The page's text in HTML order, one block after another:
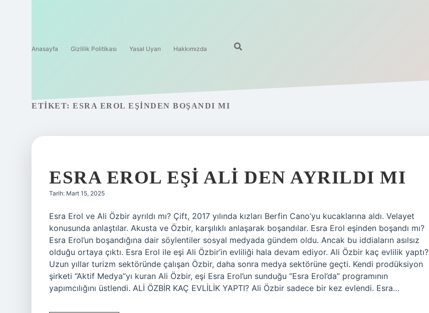
Anasayfa Gizlilik Politikası Yasal Uyarı Hakkımızda
ETIKET: ESRA EROL EŞINDEN BOŞANDI MI
ESRA EROL EŞI ALI DEN AYRILDI MI
Tarih: Mart 15, 2025
Esra Erol ve Ali Özbir ayrıldı mı? Çift, 2017 yılında kızları Berfin Cano’yu kucaklarına aldı. Velayet
konusunda anlaştılar. Akusta ve Özbir, karşılıklı anlaşarak boşandılar. Esra Erol eşinden boşandı mı?
Esra Erol’un boşandığına dair söylentiler sosyal medyada gündem oldu. Ancak bu iddiaların asılsız
olduğu ortaya çıktı. Esra Erol ile eşi Ali Özbir’in evliliği hala devam ediyor. Ali Özbir kaç evlilik yaptı?
Uzun yıllar turizm sektöründe çalışan Özbir, daha sonra medya sektörüne geçti. Kendi prodüksiyon
şirketi “Aktif Medya”yı kuran Ali Özbir, eşi Esra Erol’un sunduğu “Esra Erol’da” programının
yapımcılığını üstlendi. ALİ ÖZBİR KAÇ EVLİLİK YAPTI? Ali Özbir sadece bir kez evlendi. Esra…